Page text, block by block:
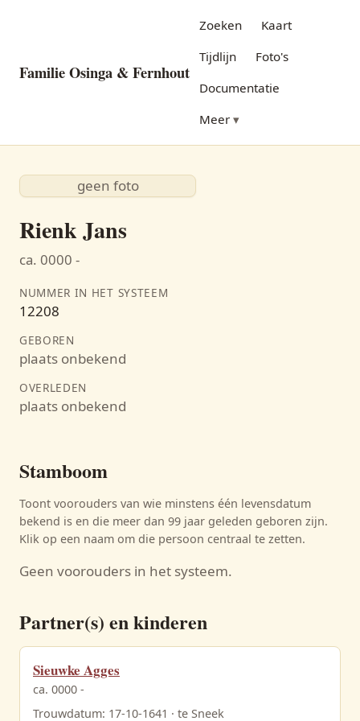
Familie Osinga & Fernhout
Zoeken
Kaart
Tijdlijn
Foto's
Documentatie
Meer
geen foto
Rienk Jans
ca. 0000 -
NUMMER IN HET SYSTEEM
12208
GEBOREN
plaats onbekend
OVERLEDEN
plaats onbekend
Stamboom
Toont voorouders van wie minstens één levensdatum
bekend is en die meer dan 99 jaar geleden geboren zijn.
Klik op een naam om die persoon centraal te zetten.
Geen voorouders in het systeem.
Partner(s) en kinderen
Sieuwke Agges
ca. 0000 -
Trouwdatum: 17-10-1641 · te Sneek